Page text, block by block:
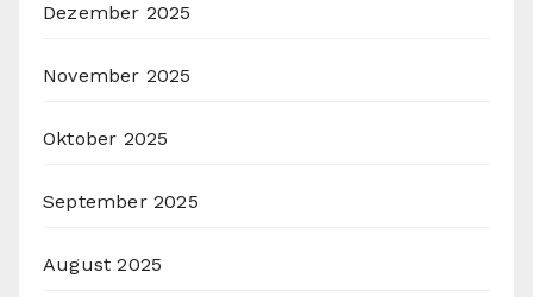
Dezember 2025
November 2025
Oktober 2025
September 2025
August 2025